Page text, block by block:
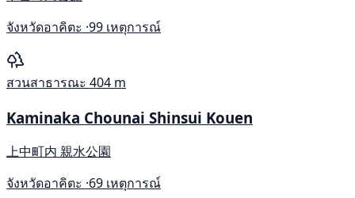
จังหวัดอาคิตะ ·99 เหตุการณ์
สวนสาธารณะ 404 m
Kaminaka Chounai Shinsui Kouen
上中町内 親水公園
จังหวัดอาคิตะ ·69 เหตุการณ์